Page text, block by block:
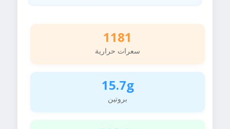
1181
سعرات حرارية
15.7g
بروتين